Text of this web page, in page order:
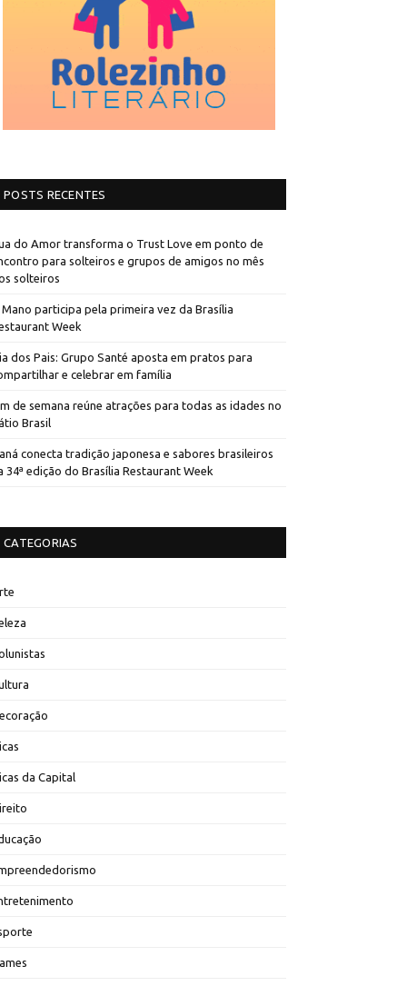
POSTS RECENTES
do Amor transforma o Trust Love em ponto de
para solteiros e grupos de amigos no mês
solteiros
Mano participa pela primeira vez da Brasília
Week
dos Pais: Grupo Santé aposta em pratos para
e celebrar em família
de semana reúne atrações para todas as idades no
Brasil
conecta tradição japonesa e sabores brasileiros
34ª edição do Brasília Restaurant Week
CATEGORIAS
da Capital